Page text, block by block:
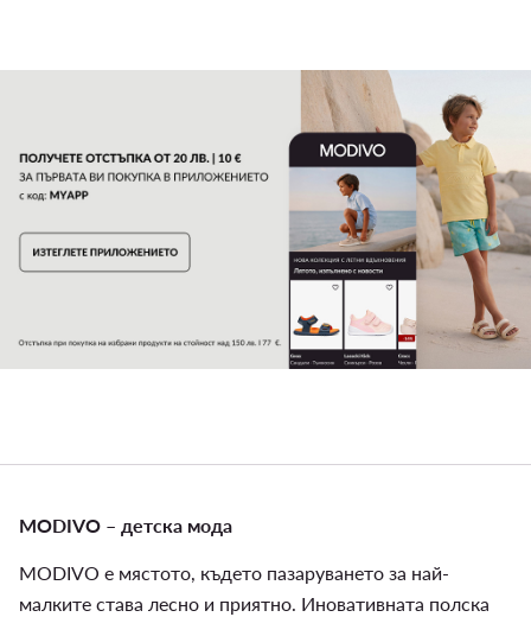
MODIVO – детска мода
MODIVO е мястото, където пазаруването за най-
малките става лесно и приятно. Иновативната полска